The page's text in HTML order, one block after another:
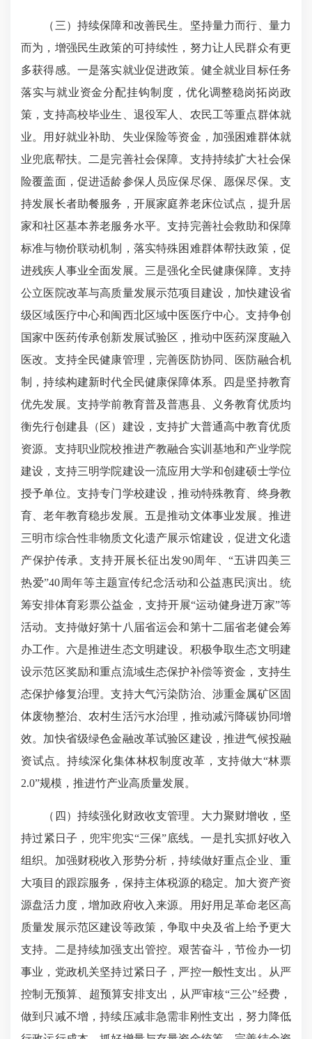
（三）持续保障和改善民生。坚持量力而行、量力
而为，增强民生政策的可持续性，努力让人民群众有更
多获得感。一是落实就业促进政策。健全就业目标任务
落实与就业资金分配挂钩制度，优化调整稳岗拓岗政
策，支持高校毕业生、退役军人、农民工等重点群体就
业。用好就业补助、失业保险等资金，加强困难群体就
业兜底帮扶。二是完善社会保障。支持持续扩大社会保
险覆盖面，促进适龄参保人员应保尽保、愿保尽保。支
持发展长者助餐服务，开展家庭养老床位试点，提升居
家和社区基本养老服务水平。支持完善社会救助和保障
标准与物价联动机制，落实特殊困难群体帮扶政策，促
进残疾人事业全面发展。三是强化全民健康保障。支持
公立医院改革与高质量发展示范项目建设，加快建设省
级区域医疗中心和闽西北区域中医医疗中心。支持争创
国家中医药传承创新发展试验区，推动中医药深度融入
医改。支持全民健康管理，完善医防协同、医防融合机
制，持续构建新时代全民健康保障体系。四是坚持教育
优先发展。支持学前教育普及普惠县、义务教育优质均
衡先行创建县（区）建设，支持扩大普通高中教育优质
资源。支持职业院校推进产教融合实训基地和产业学院
建设，支持三明学院建设一流应用大学和创建硕士学位
授予单位。支持专门学校建设，推动特殊教育、终身教
育、老年教育稳步发展。五是推动文体事业发展。推进
三明市综合性非物质文化遗产展示馆建设，促进文化遗
产保护传承。支持开展长征出发90周年、“五讲四美三
热爱”40周年等主题宣传纪念活动和公益惠民演出。统
筹安排体育彩票公益金，支持开展“运动健身进万家”等
活动。支持做好第十八届省运会和第十二届省老健会筹
办工作。六是推进生态文明建设。积极争取生态文明建
设示范区奖励和重点流域生态保护补偿等资金，支持生
态保护修复治理。支持大气污染防治、涉重金属矿区固
体废物整治、农村生活污水治理，推动减污降碳协同增
效。加快省级绿色金融改革试验区建设，推进气候投融
资试点。持续深化集体林权制度改革，支持做大“林票
2.0”规模，推进竹产业高质量发展。
（四）持续强化财政收支管理。大力聚财增收，坚
持过紧日子，兜牢兜实“三保”底线。一是扎实抓好收入
组织。加强财税收入形势分析，持续做好重点企业、重
大项目的跟踪服务，保持主体税源的稳定。加大资产资
源盘活力度，增加政府收入来源。用好用足革命老区高
质量发展示范区建设等政策，争取中央及省上给予更大
支持。二是持续加强支出管控。艰苦奋斗，节俭办一切
事业，党政机关坚持过紧日子，严控一般性支出。从严
控制无预算、超预算安排支出，从严审核“三公”经费，
做到只减不增，持续压减非急需非刚性支出，努力降低